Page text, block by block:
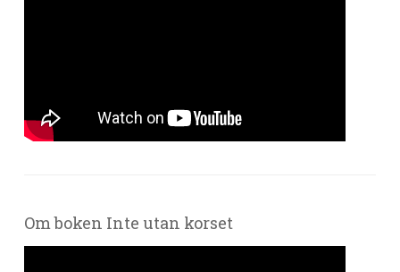
Om boken Inte utan korset